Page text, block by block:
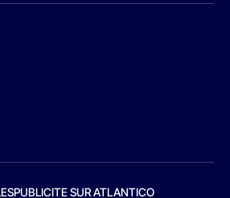
PUBLICITE SUR ATLANTICO